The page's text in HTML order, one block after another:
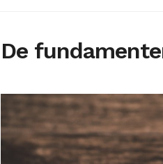
De